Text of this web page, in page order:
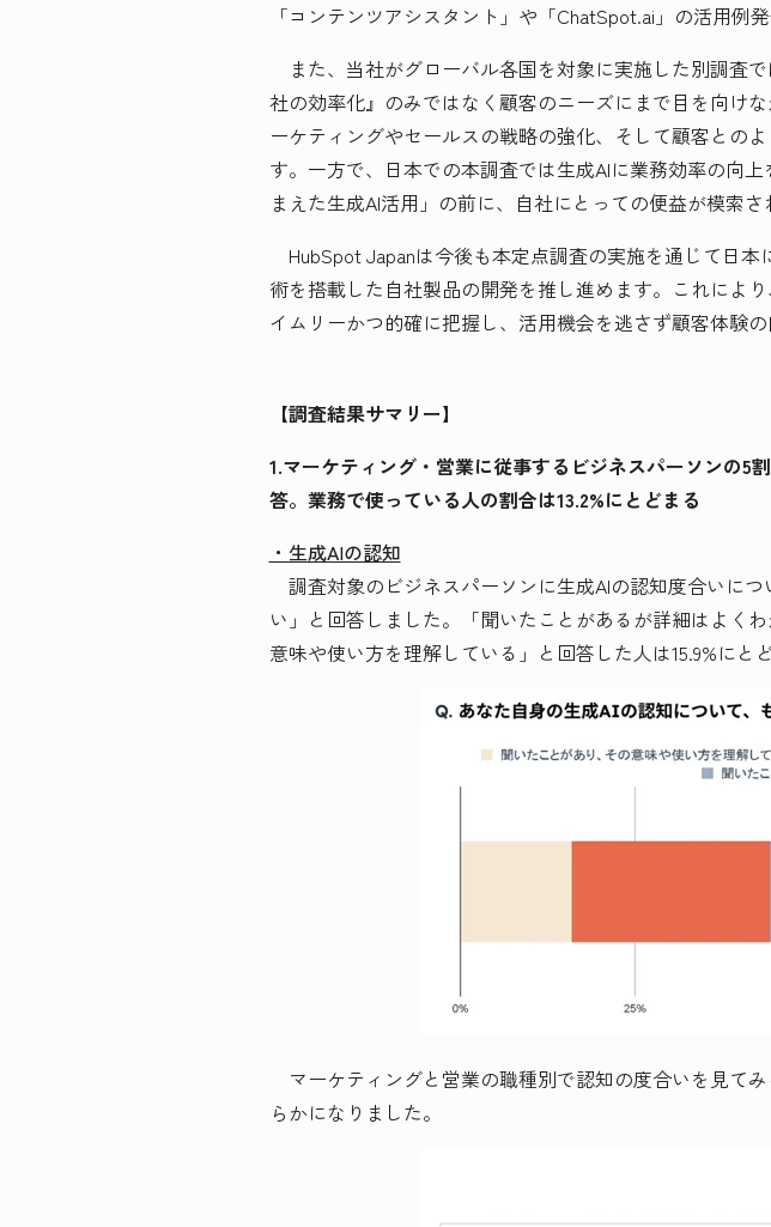
「コンテンツアシスタント」や「ChatSpot.ai」の活用例
また、当社がグローバル各国を対象に実施した別調査
社の効率化』のみではなく顧客のニーズにまで目を向け
ーケティングやセールスの戦略の強化、そして顧客との
す。一方で、日本での本調査では生成AIに業務効率の向
まえた生成AI活用」の前に、自社にとっての便益が模索さ
HubSpot Japanは今後も本定点調査の実施を通じて日
術を搭載した自社製品の開発を推し進めます。これによ
イムリーかつ的確に把握し、活用機会を逃さず顧客体験
【調査結果サマリー】
1.マーケティング・営業に従事するビジネスパーソンの5
答。業務で使っている人の割合は13.2%にとどまる
・生成AIの認知
調査対象のビジネスパーソンに生成AIの認知度合いに
い」と回答しました。「聞いたことがあるが詳細はよく
意味や使い方を理解している」と回答した人は15.9%にと
マーケティングと営業の職種別で認知の度合いを見て
らかになりました。